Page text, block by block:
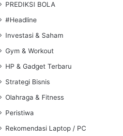
PREDIKSI BOLA
#Headline
Investasi & Saham
Gym & Workout
HP & Gadget Terbaru
Strategi Bisnis
Olahraga & Fitness
Peristiwa
Rekomendasi Laptop / PC